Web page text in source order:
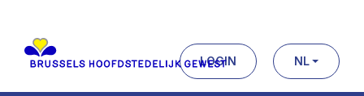
contenu
principal
LOGIN NL